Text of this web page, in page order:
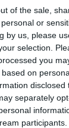
of the sale,
or
by us, please
selection.
you
on
separately
frusztrált.
magát már
követően,
a